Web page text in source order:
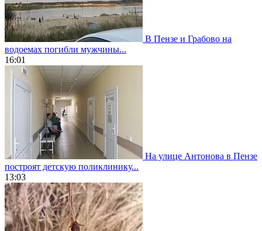
В Пензе и Грабово на
водоемах погибли мужчины...
16:01
На улице Антонова в Пензе
построят детскую поликлинику...
13:03